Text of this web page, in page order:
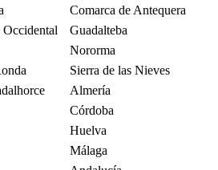
Comarca de Antequera
Occidental
Guadalteba
Nororma
Sierra de las Nieves
Almería
Córdoba
Huelva
Málaga